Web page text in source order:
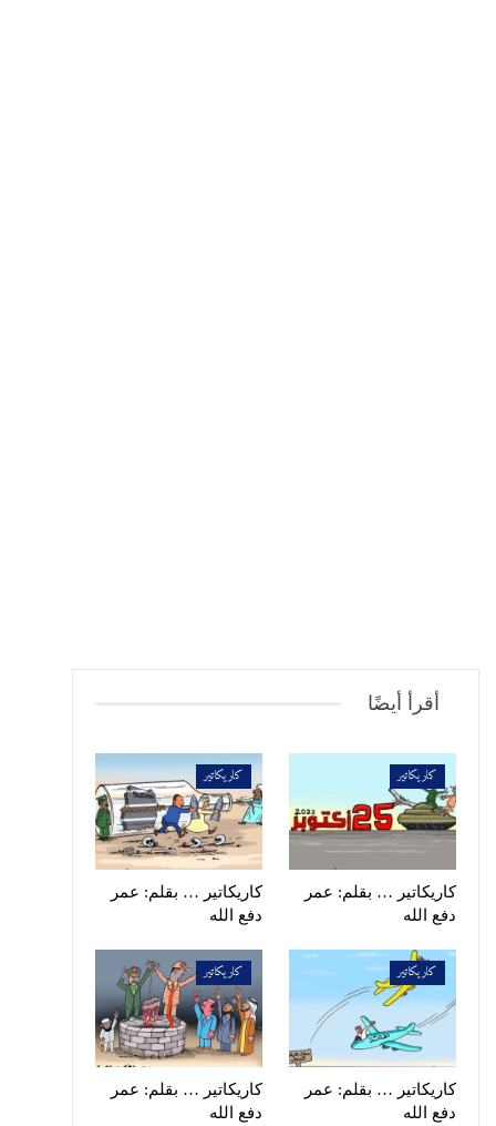
أقرأ أيضًا
كاريكاتير
كاريكاتير … بقلم: عمر
دفع الله
كاريكاتير
كاريكاتير … بقلم: عمر
دفع الله
كاريكاتير
كاريكاتير … بقلم: عمر
دفع الله
كاريكاتير
كاريكاتير … بقلم: عمر
دفع الله